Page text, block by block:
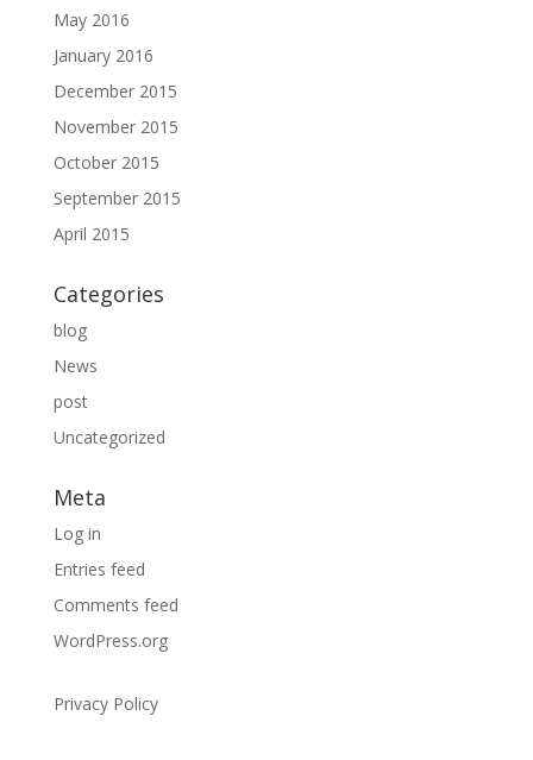
May 2016
January 2016
December 2015
November 2015
October 2015
September 2015
April 2015
Categories
blog
News
post
Uncategorized
Meta
Log in
Entries feed
Comments feed
WordPress.org
Privacy Policy